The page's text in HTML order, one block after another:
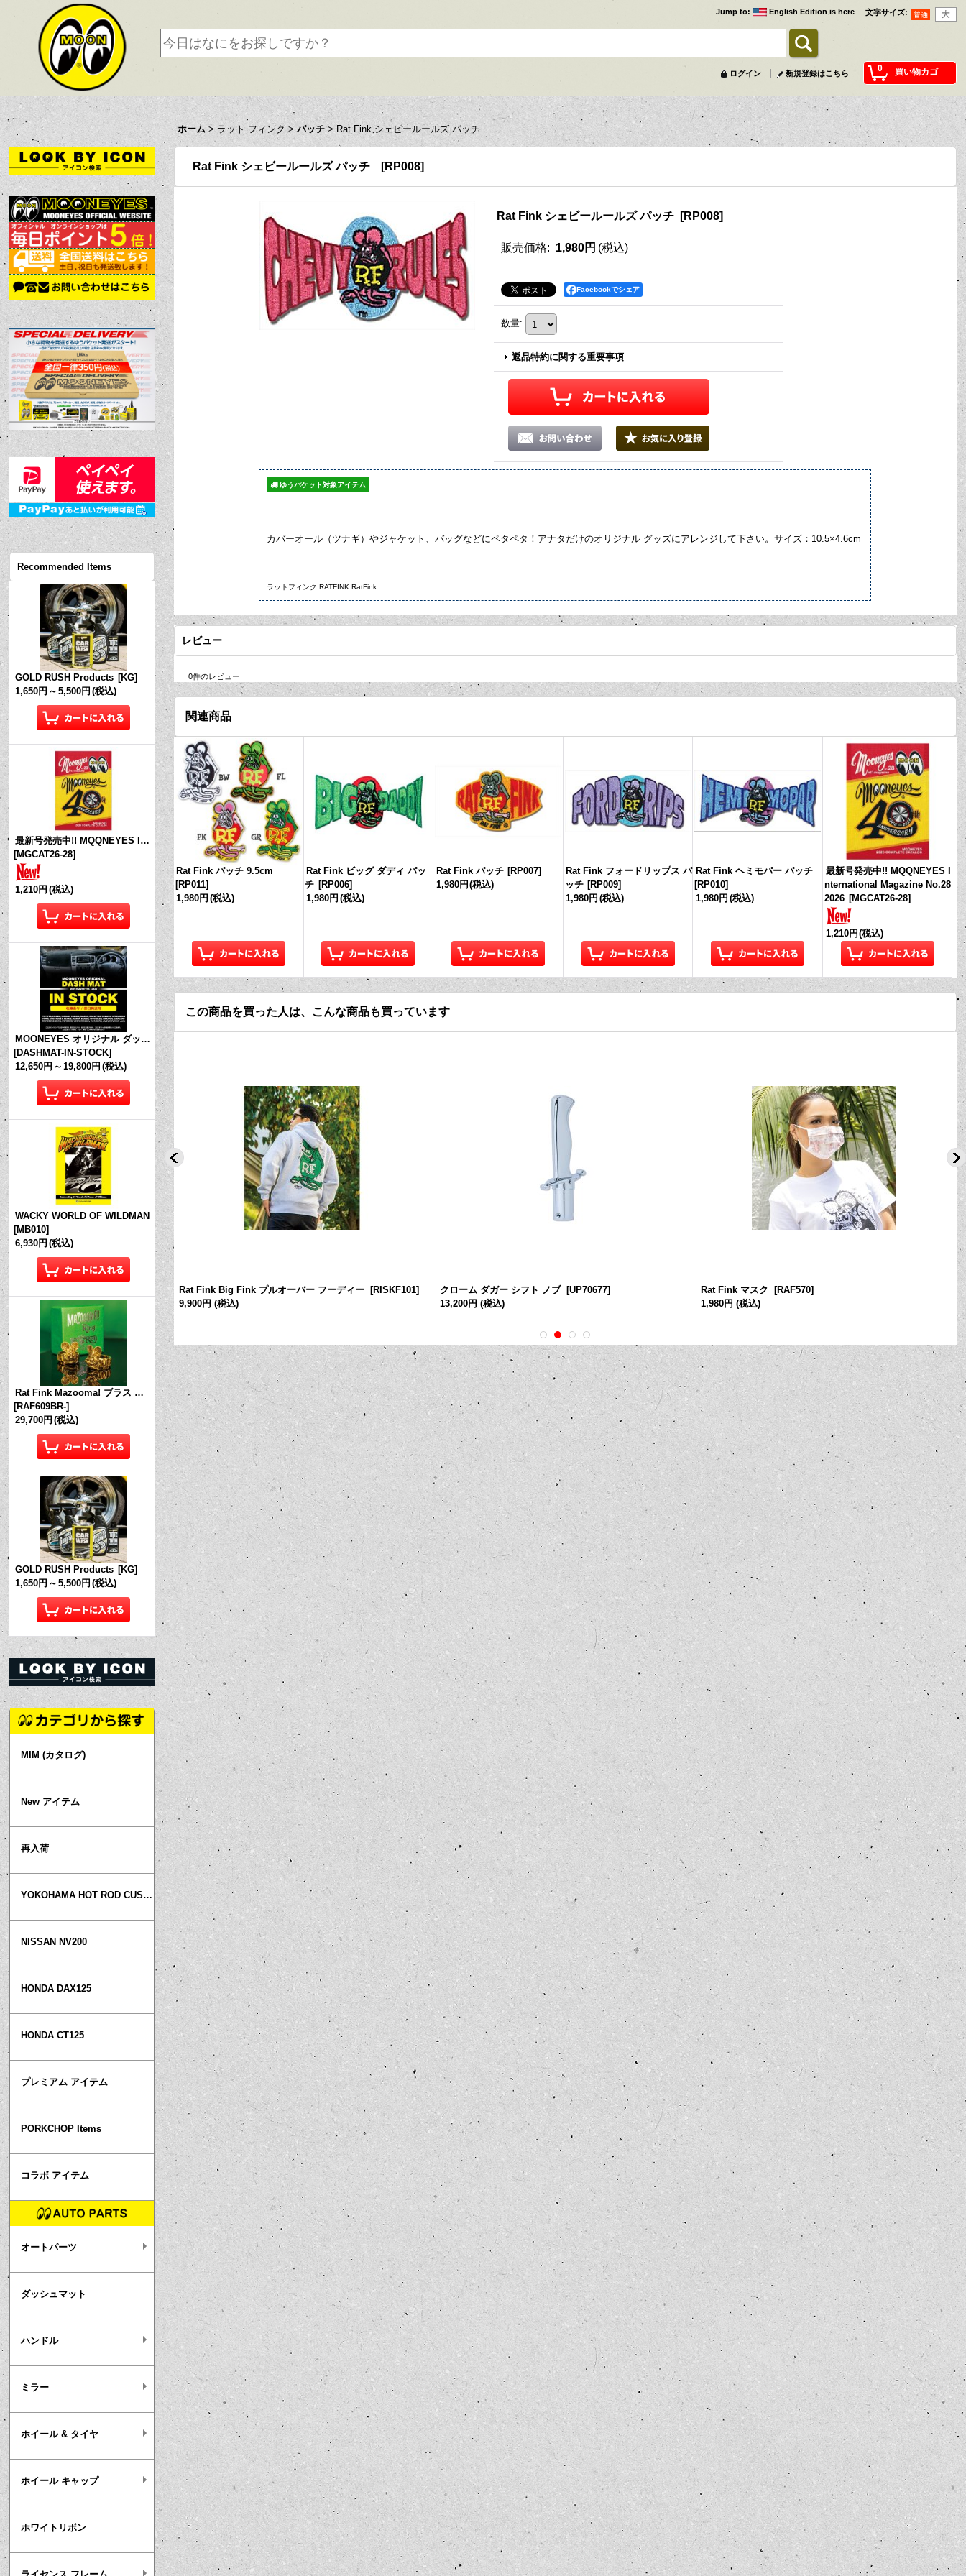
文字サイズ:
Jump to: English Edition is here
0 買い物カゴ
ログイン 新規登録はこちら
ホーム > ラット フィンク > パッチ > Rat Fink シェビールールズ パッチ
Recommended Items
GOLD RUSH Products [KG]
1,650円 ～ 5,500円 (税込)
最新号発売中!! MQQNEYES International Magazine No.28 2026
[MGCAT26-28]
1,210円 (税込)
MOONEYES オリジナル ダッシュマット (in Stock!)
[DASHMAT-IN-STOCK]
12,650円 ～ 19,800円 (税込)
WACKY WORLD OF WILDMAN
[MB010]
6,930円 (税込)
Rat Fink Mazooma! ブラス リング
[RAF609BR-]
29,700円 (税込)
GOLD RUSH Products [KG]
1,650円 ～ 5,500円 (税込)
MIM (カタログ)
New アイテム
再入荷
YOKOHAMA HOT ROD CUSTOM SHOW
NISSAN NV200
HONDA DAX125
HONDA CT125
プレミアム アイテム
PORKCHOP Items
コラボ アイテム
オートパーツ
ダッシュマット
ハンドル
ミラー
ホイール & タイヤ
ホイール キャップ
ホワイトリボン
Rat Fink シェビールールズ パッチ [RP008]
Rat Fink シェビールールズ パッチ [RP008]
販売価格: 1,980円 (税込)
Facebookでシェア
数量:
返品特約に関する重要事項
ゆうパケット対象アイテム
カバーオール（ツナギ）やジャケット、バッグなどにペタペタ！アナタだけのオリジナル グッズにアレンジして下さい。サイズ：10.5×4.6cm
ラットフィンク RATFINK RatFink
レビュー
0件のレビュー
関連商品
Rat Fink パッチ 9.5cm
[RP011]
1,980円 (税込)
Rat Fink ビッグ ダディ パッ
チ [RP006]
1,980円 (税込)
Rat Fink パッチ [RP007]
1,980円 (税込)
Rat Fink フォードリップス パ
ッチ [RP009]
1,980円 (税込)
Rat Fink ヘミモパー パッチ
[RP010]
1,980円 (税込)
最新号発売中!! MQQNEYES I
nternational Magazine No.28
2026 [MGCAT26-28]
1,210円 (税込)
この商品を買った人は、こんな商品も買っています
Tシャツ "Standing Rat Fink" ブラッ Rat Fink Big Fink プルオーバー フーディー [RISKF101]
9,900円 (税込)
クローム ダガー シフト ノブ [UP70677]
13,200円 (税込)
Rat Fink マスク [RAF570]
1,980円 (税込)